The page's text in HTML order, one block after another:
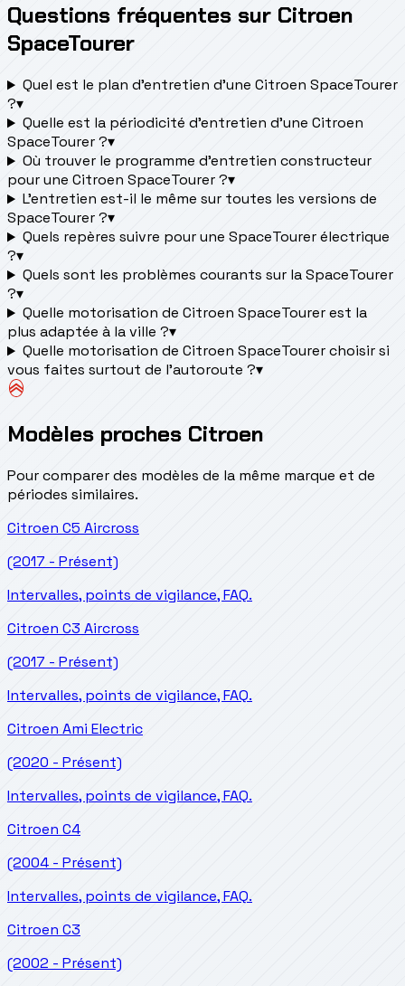
Questions fréquentes sur Citroen
SpaceTourer
Quel est le plan d’entretien d’une Citroen SpaceTourer
?▾
Quelle est la périodicité d’entretien d’une Citroen
SpaceTourer ?▾
Où trouver le programme d’entretien constructeur
pour une Citroen SpaceTourer ?▾
L'entretien est-il le même sur toutes les versions de
SpaceTourer ?▾
Quels repères suivre pour une SpaceTourer électrique
?▾
Quels sont les problèmes courants sur la SpaceTourer
?▾
Quelle motorisation de Citroen SpaceTourer est la
plus adaptée à la ville ?▾
Quelle motorisation de Citroen SpaceTourer choisir si
vous faites surtout de l'autoroute ?▾
Modèles proches Citroen
Pour comparer des modèles de la même marque et de
périodes similaires.
Citroen C5 Aircross
(2017 - Présent)
Intervalles, points de vigilance, FAQ.
Citroen C3 Aircross
(2017 - Présent)
Intervalles, points de vigilance, FAQ.
Citroen Ami Electric
(2020 - Présent)
Intervalles, points de vigilance, FAQ.
Citroen C4
(2004 - Présent)
Intervalles, points de vigilance, FAQ.
Citroen C3
(2002 - Présent)